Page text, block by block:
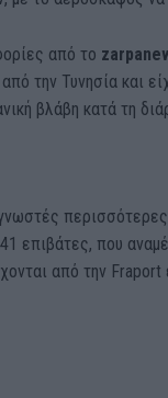
από το
την Τυνησία και
βλάβη κατά τη
επιβάτες, που
από την Fraport